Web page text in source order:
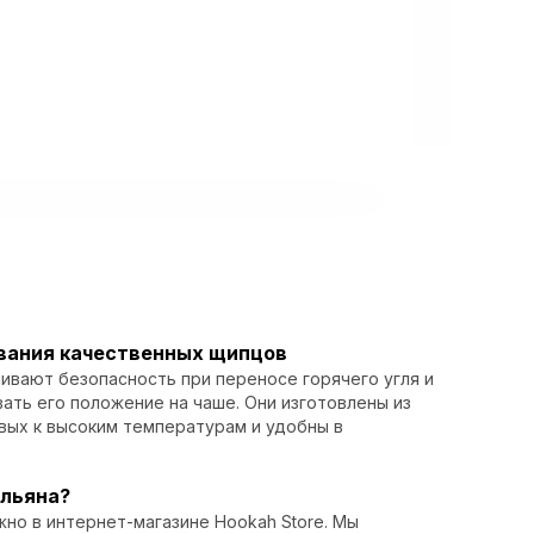
качественных щипцов
безопасность при переносе горячего угля и
его положение на чаше. Они изготовлены из
к высоким температурам и удобны в
в интернет-магазине Hookah Store. Мы